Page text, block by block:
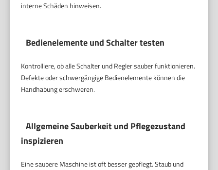
interne Schäden hinweisen.
Bedienelemente und Schalter testen
Kontrolliere, ob alle Schalter und Regler sauber funktionieren.
Defekte oder schwergängige Bedienelemente können die
Handhabung erschweren.
Allgemeine Sauberkeit und Pflegezustand
inspizieren
Eine saubere Maschine ist oft besser gepflegt. Staub und